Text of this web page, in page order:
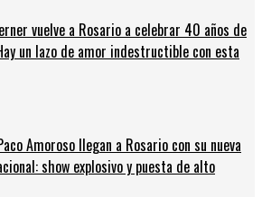
vuelve a Rosario a celebrar 40 años de
un lazo de amor indestructible con esta
Amoroso llegan a Rosario con su nueva
show explosivo y puesta de alto